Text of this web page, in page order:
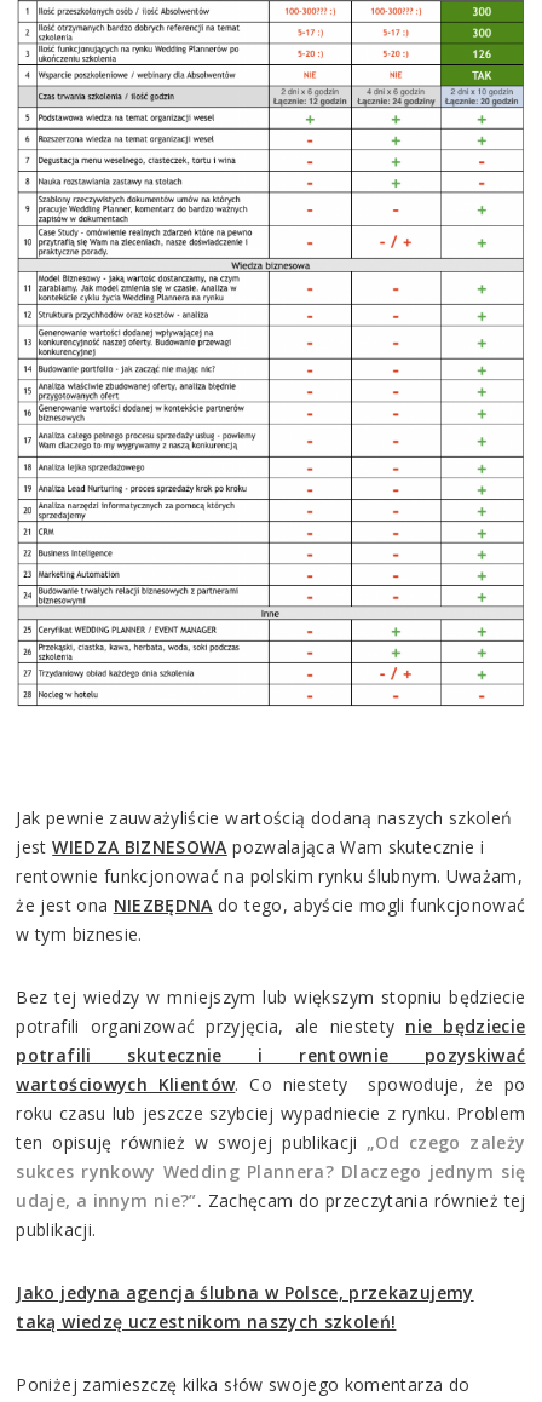
Jak pewnie zauważyliście wartością dodaną naszych szkoleń
jestWIEDZA BIZNESOWA pozwalająca Wam skutecznie i
rentownie funkcjonować na polskim rynku ślubnym. Uważam,
że jest ona NIEZBĘDNA do tego, abyście mogli funkcjonować
w tym biznesie.
Bez tej wiedzy w mniejszym lub większym stopniu będziecie
potrafili organizować przyjęcia, ale niestety nie będziecie
potrafili skutecznie i rentownie pozyskiwać
wartościowych Klientów. Co niestety spowoduje, że po
roku czasu lub jeszcze szybciej wypadniecie z rynku. Problem
ten opisuję również w swojej publikacji „Od czego zależy
sukces rynkowy Wedding Plannera? Dlaczego jednym się
udaje, a innym nie?”. Zachęcam do przeczytania również tej
publikacji.
Jako jedyna agencja ślubna w Polsce, przekazujemy
taką wiedzę uczestnikom naszych szkoleń!
Poniżej zamieszczę kilka słów swojego komentarza do